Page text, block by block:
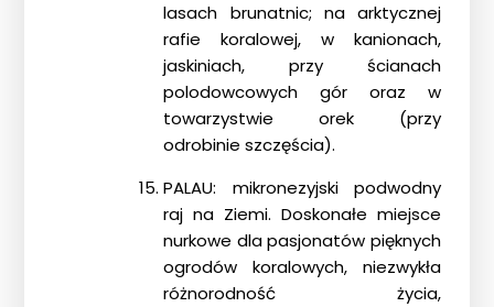
lasach brunatnic; na arktycznej
rafie koralowej, w kanionach,
jaskiniach, przy ścianach
polodowcowych gór oraz w
towarzystwie orek (przy
odrobinie szczęścia).
PALAU: mikronezyjski podwodny
raj na Ziemi. Doskonałe miejsce
nurkowe dla pasjonatów pięknych
ogrodów koralowych, niezwykła
różnorodność życia,